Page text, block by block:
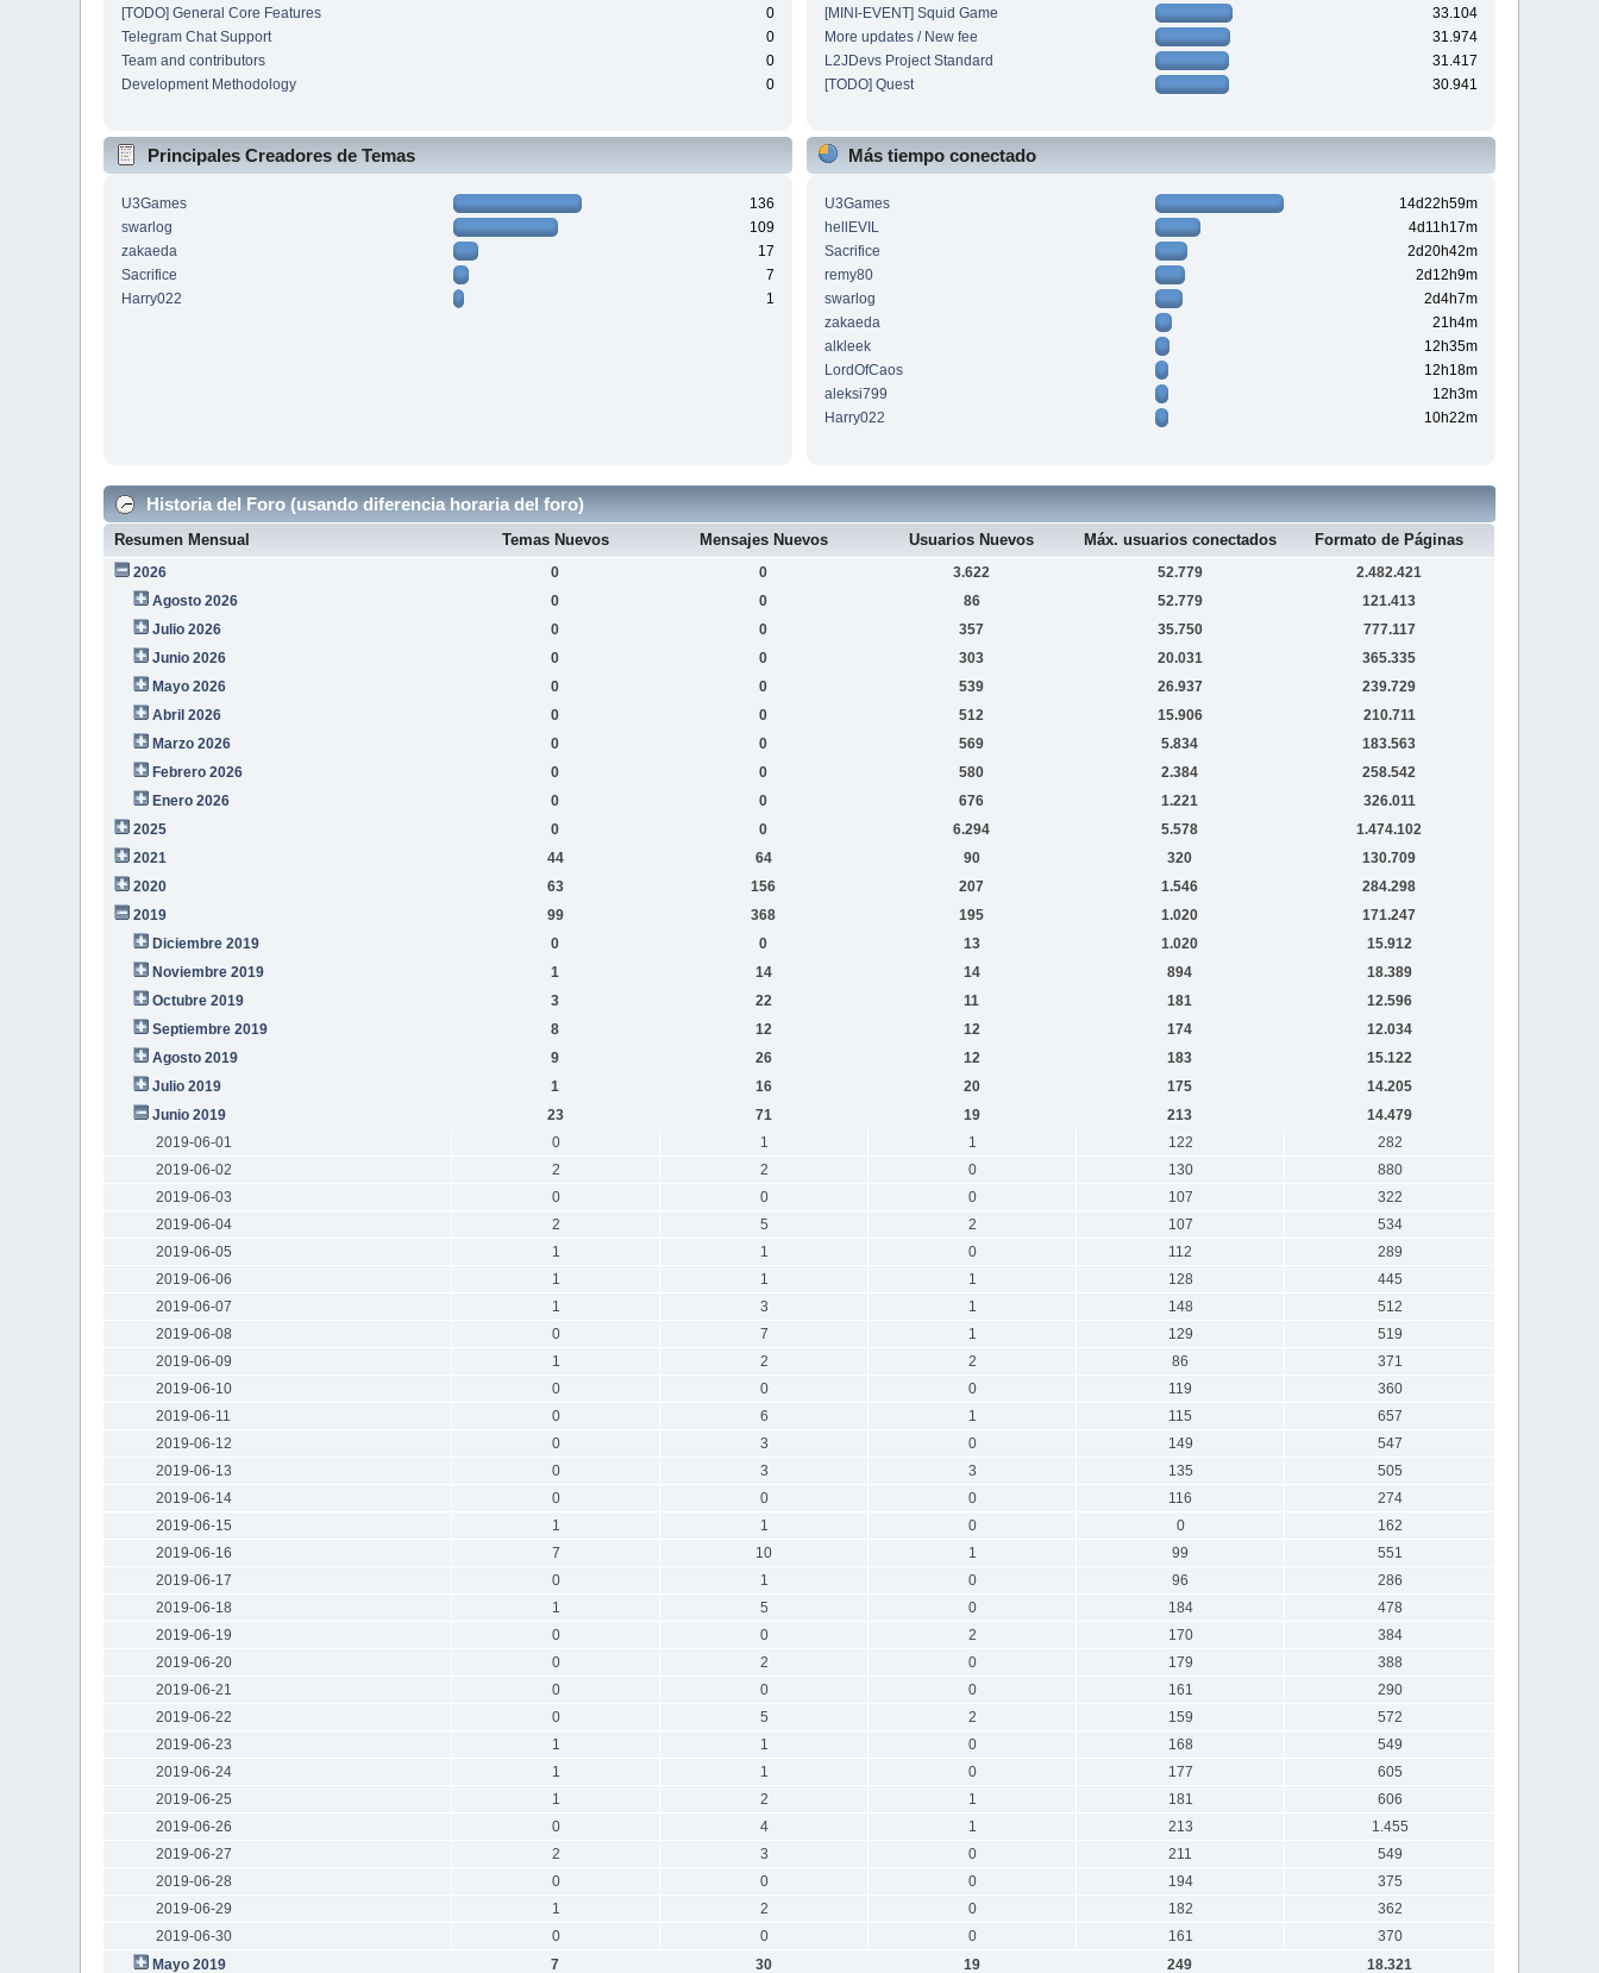
[TODO] General Core Features
0
Telegram Chat Support
0
Team and contributors
0
Development Methodology
0
[MINI-EVENT] Squid Game
33.104
More updates / New fee
31.974
L2JDevs Project Standard
31.417
[TODO] Quest
30.941
Principales Creadores de Temas
U3Games
136
swarlog
109
zakaeda
17
Sacrifice
7
Harry022
1
Más tiempo conectado
U3Games
14d22h59m
hellEVIL
4d11h17m
Sacrifice
2d20h42m
remy80
2d12h9m
swarlog
2d4h7m
zakaeda
21h4m
alkleek
12h35m
LordOfCaos
12h18m
aleksi799
12h3m
Harry022
10h22m
Historia del Foro (usando diferencia horaria del foro)
Resumen Mensual Temas Nuevos Mensajes Nuevos Usuarios Nuevos Máx. usuarios conectados Formato de Páginas
2026 0 0 3.622 52.779
2.482.421
Agosto 2026
0 0 86 52.779
121.413
Julio 2026
0 0 357 35.750
777.117
Junio 2026
0 0 303 20.031
365.335
Mayo 2026
0 0 539 26.937
239.729
Abril 2026
0 0 512 15.906
210.711
Marzo 2026
0 0 569 5.834
183.563
Febrero 2026
0 0 580 2.384
258.542
Enero 2026
0 0 676 1.221
326.011
2025
0 0 6.294 5.578
1.474.102
2021
44 64 90 320
130.709
2020
63 156 207 1.546
284.298
2019
99 368 195 1.020
171.247
Diciembre 2019
0 0 13 1.020
15.912
Noviembre 2019
1 14 14 894
18.389
Octubre 2019
3 22 11 181
12.596
Septiembre 2019
8 12 12 174
12.034
Agosto 2019
9 26 12 183
15.122
Julio 2019
1 16 20 175
14.205
Junio 2019
23 71 19 213
14.479
2019-06-01
0 1 1 122
282
2019-06-02
2 2 0 130
880
2019-06-03
0 0 0 107
322
2019-06-04
2 5 2 107
534
2019-06-05
1 1 0 112
289
2019-06-06
1 1 1 128
445
2019-06-07
1 3 1 148
512
2019-06-08
0 7 1 129
519
2019-06-09
1 2 2 86
371
2019-06-10
0 0 0 119
360
2019-06-11
0 6 1 115
657
2019-06-12
0 3 0 149
547
2019-06-13
0 3 3 135
505
2019-06-14
0 0 0 116
274
2019-06-15
1 1 0 0
162
2019-06-16
7 10 1 99
551
2019-06-17
0 1 0 96
286
2019-06-18
1 5 0 184
478
2019-06-19
0 0 2 170
384
2019-06-20
0 2 0 179
388
2019-06-21
0 0 0 161
290
2019-06-22
0 5 2 159
572
2019-06-23
1 1 0 168
549
2019-06-24
1 1 0 177
605
2019-06-25
1 2 1 181
606
2019-06-26
0 4 1 213
1.455
2019-06-27
2 3 0 211
549
2019-06-28
0 0 0 194
375
2019-06-29
1 2 0 182
362
2019-06-30
0 0 0 161
370
Mayo 2019
7 30 19 249 18.321